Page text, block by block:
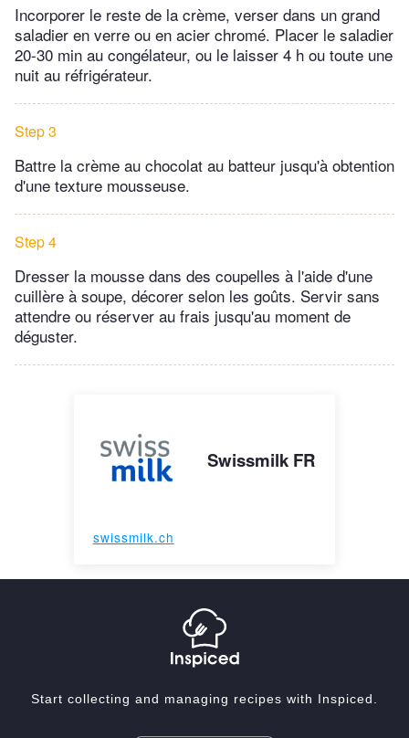
Incorporer le reste de la crème, verser dans un grand
saladier en verre ou en acier chromé. Placer le saladier
20-30 min au congélateur, ou le laisser 4 h ou toute une
nuit au réfrigérateur.
Step 3
Battre la crème au chocolat au batteur jusqu'à obtention
d'une texture mousseuse.
Step 4
Dresser la mousse dans des coupelles à l'aide d'une
cuillère à soupe, décorer selon les goûts. Servir sans
attendre ou réserver au frais jusqu'au moment de
déguster.
Swissmilk FR
swissmilk.ch
Start collecting and managing recipes with Inspiced.